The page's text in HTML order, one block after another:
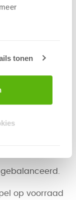
tonen
prestige door
te
voor een
op voorraad